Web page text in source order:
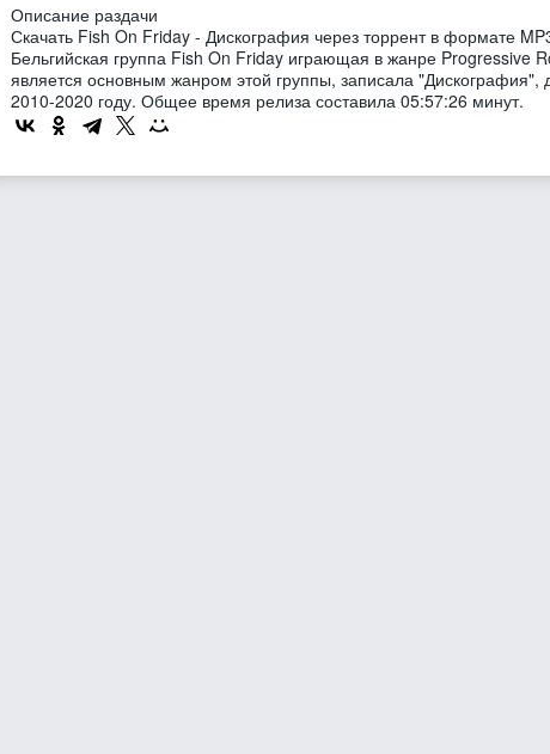
Описание раздачи
Скачать Fish On Friday - Дискография через торрент в формате
Бельгийская группа Fish On Friday играющая в жанре Progressive
является основным жанром этой группы, записала "Дискография",
2010-2020 году. Общее время релиза составила 05:57:26 минут.